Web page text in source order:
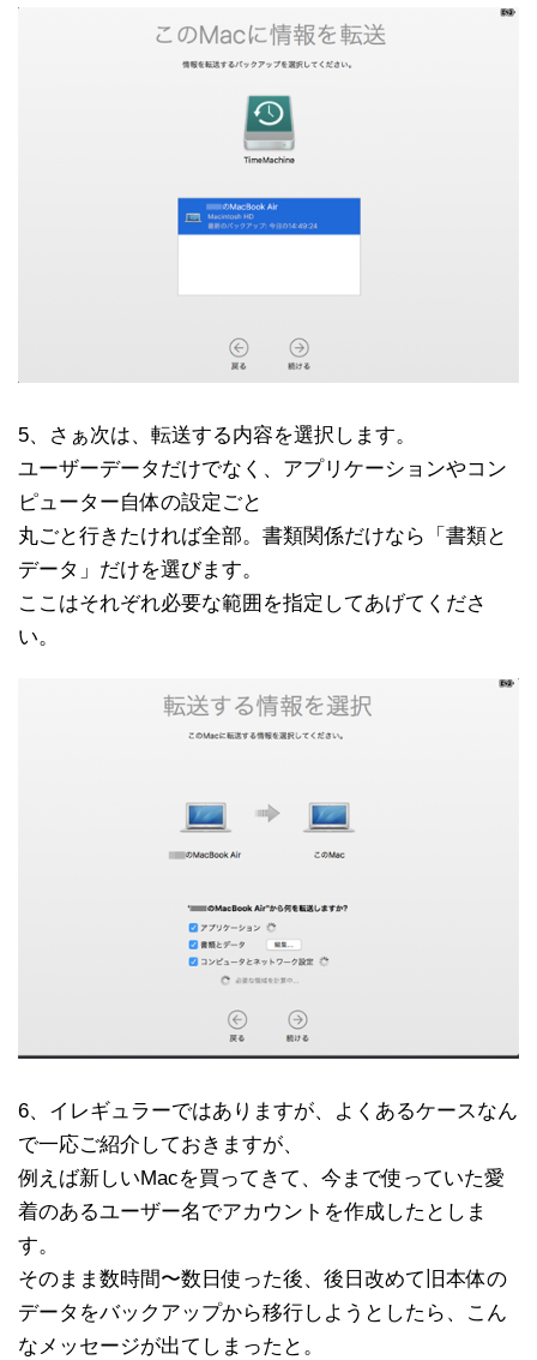
5、さぁ次は、転送する内容を選択します。
ユーザーデータだけでなく、アプリケーションやコン
ピューター自体の設定ごと
丸ごと行きたければ全部。書類関係だけなら「書類と
データ」だけを選びます。
ここはそれぞれ必要な範囲を指定してあげてくださ
い。
6、イレギュラーではありますが、よくあるケースなん
で一応ご紹介しておきますが、
例えば新しいMacを買ってきて、今まで使っていた愛
着のあるユーザー名でアカウントを作成したとしま
す。
そのまま数時間〜数日使った後、後日改めて旧本体の
データをバックアップから移行しようとしたら、こん
なメッセージが出てしまったと。